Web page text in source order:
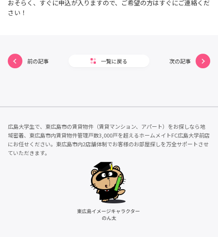
おそらく、すぐに申込が入りますので、ご希望の方はすぐにご連絡くだ
さい！
前の記事 一覧に戻る 次の記事
広島大学生で、東広島市の賃貸物件（賃貸マンション、アパート）をお探しなら地
域密着、東広島市内賃貸物件管理戸数3,000戸を超えるホームメイトFC広島大学前店
にお任せください。東広島市内2店舗体制でお客様のお部屋探しを万全サポートさせ
ていただきます。